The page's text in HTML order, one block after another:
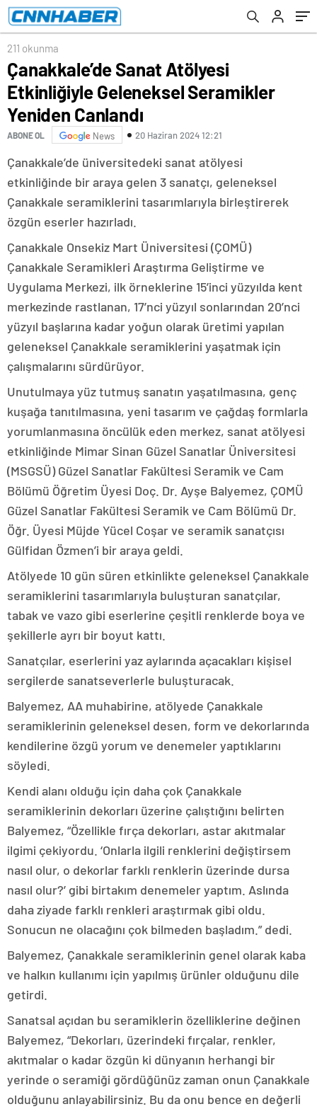
211 okunma
Çanakkale’de Sanat Atölyesi
Etkinliğiyle Geleneksel Seramikler
Yeniden Canlandı
ABONE OL News 20 Haziran 2024 12:21
Çanakkale’de üniversitedeki sanat atölyesi
etkinliğinde bir araya gelen 3 sanatçı, geleneksel
Çanakkale seramiklerini tasarımlarıyla birleştirerek
özgün eserler hazırladı.
Çanakkale Onsekiz Mart Üniversitesi (ÇOMÜ)
Çanakkale Seramikleri Araştırma Geliştirme ve
Uygulama Merkezi, ilk örneklerine 15’inci yüzyılda kent
merkezinde rastlanan, 17’nci yüzyıl sonlarından 20’nci
yüzyıl başlarına kadar yoğun olarak üretimi yapılan
geleneksel Çanakkale seramiklerini yaşatmak için
çalışmalarını sürdürüyor.
Unutulmaya yüz tutmuş sanatın yaşatılmasına, genç
kuşağa tanıtılmasına, yeni tasarım ve çağdaş formlarla
yorumlanmasına öncülük eden merkez, sanat atölyesi
etkinliğinde Mimar Sinan Güzel Sanatlar Üniversitesi
(MSGSÜ) Güzel Sanatlar Fakültesi Seramik ve Cam
Bölümü Öğretim Üyesi Doç. Dr. Ayşe Balyemez, ÇOMÜ
Güzel Sanatlar Fakültesi Seramik ve Cam Bölümü Dr.
Öğr. Üyesi Müjde Yücel Coşar ve seramik sanatçısı
Gülfidan Özmen’i bir araya geldi.
Atölyede 10 gün süren etkinlikte geleneksel Çanakkale
seramiklerini tasarımlarıyla buluşturan sanatçılar,
tabak ve vazo gibi eserlerine çeşitli renklerde boya ve
şekillerle ayrı bir boyut kattı.
Sanatçılar, eserlerini yaz aylarında açacakları kişisel
sergilerde sanatseverlerle buluşturacak.
Balyemez, AA muhabirine, atölyede Çanakkale
seramiklerinin geleneksel desen, form ve dekorlarında
kendilerine özgü yorum ve denemeler yaptıklarını
söyledi.
Kendi alanı olduğu için daha çok Çanakkale
seramiklerinin dekorları üzerine çalıştığını belirten
Balyemez, “Özellikle fırça dekorları, astar akıtmalar
ilgimi çekiyordu. ‘Onlarla ilgili renklerini değiştirsem
nasıl olur, o dekorlar farklı renklerin üzerinde dursa
nasıl olur?’ gibi birtakım denemeler yaptım. Aslında
daha ziyade farklı renkleri araştırmak gibi oldu.
Sonucun ne olacağını çok bilmeden başladım.” dedi.
Balyemez, Çanakkale seramiklerinin genel olarak kaba
ve halkın kullanımı için yapılmış ürünler olduğunu dile
getirdi.
Sanatsal açıdan bu seramiklerin özelliklerine değinen
Balyemez, “Dekorları, üzerindeki fırçalar, renkler,
akıtmalar o kadar özgün ki dünyanın herhangi bir
yerinde o seramiği gördüğünüz zaman onun Çanakkale
olduğunu anlayabilirsiniz. Bu da onu bence en değerli
buluşuyor